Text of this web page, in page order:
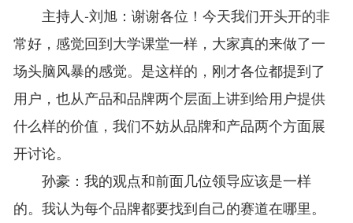
主持人-刘旭：谢谢各位！今天我们开头开的非
常好，感觉回到大学课堂一样，大家真的来做了一
场头脑风暴的感觉。是这样的，刚才各位都提到了
用户，也从产品和品牌两个层面上讲到给用户提供
什么样的价值，我们不妨从品牌和产品两个方面展
开讨论。
孙豪：我的观点和前面几位领导应该是一样
的。我认为每个品牌都要找到自己的赛道在哪里。